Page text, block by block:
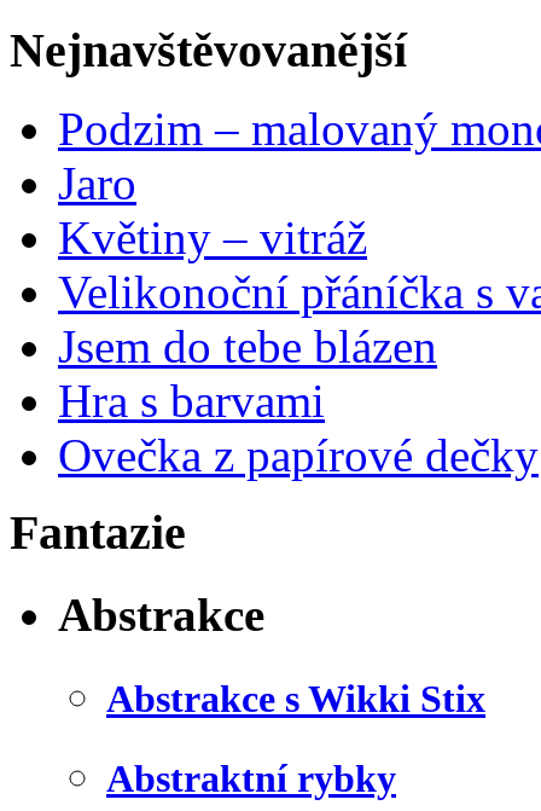
Nejnavštěvovanější
Podzim – malovaný
Jaro
Květiny – vitráž
Velikonoční přáníčka s
Jsem do tebe blázen
Hra s barvami
Ovečka z papírové dečky
Fantazie
Abstrakce
Abstrakce s Wikki Stix
Abstraktní rybky